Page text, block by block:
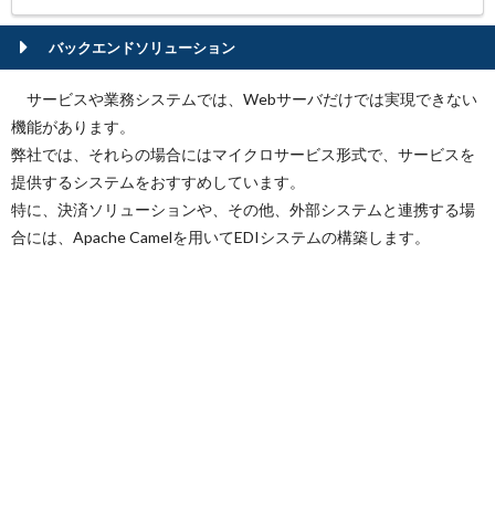
バックエンドソリューション
サービスや業務システムでは、Webサーバだけでは実現できない
機能があります。
弊社では、それらの場合にはマイクロサービス形式で、サービスを
提供するシステムをおすすめしています。
特に、決済ソリューションや、その他、外部システムと連携する場
合には、Apache Camelを用いてEDIシステムの構築します。